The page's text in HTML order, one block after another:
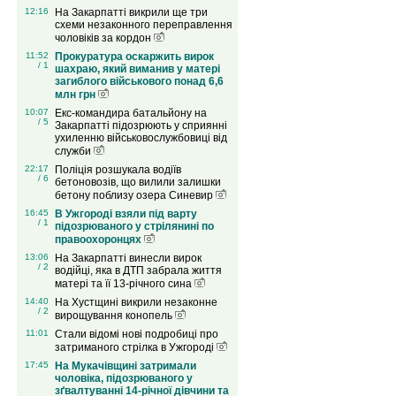
12:16
На Закарпатті викрили ще три
схеми незаконного переправлення
чоловіків за кордон
11:52
/ 1
Прокуратура оскаржить вирок
шахраю, який виманив у матері
загиблого військового понад 6,6
млн грн
10:07
/ 5
Екс-командира батальйону на
Закарпатті підозрюють у сприянні
ухиленню військовослужбовиці від
служби
22:17
/ 6
Поліція розшукала водіїв
бетоновозів, що вилили залишки
бетону поблизу озера Синевир
16:45
/ 1
В Ужгороді взяли під варту
підозрюваного у стрілянині по
правоохоронцях
13:06
/ 2
На Закарпатті винесли вирок
водійці, яка в ДТП забрала життя
матері та її 13-річного сина
14:40
/ 2
На Хустщині викрили незаконне
вирощування конопель
11:01
Стали відомі нові подробиці про
затриманого стрілка в Ужгороді
17:45
На Мукачівщині затримали
чоловіка, підозрюваного у
зґвалтуванні 14-річної дівчини та